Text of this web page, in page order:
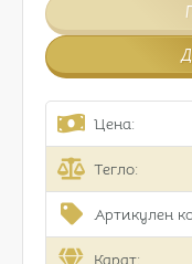
Цена:
Тегло:
Артикулен
Карат: